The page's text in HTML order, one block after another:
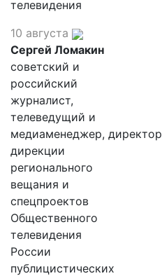
телевидения
10 августа
Сергей Ломакин
советский и
российский
журналист,
телеведущий и
медиаменеджер, директор
дирекции
регионального
вещания и
спецпроектов
Общественного
телевидения
России
публицистических